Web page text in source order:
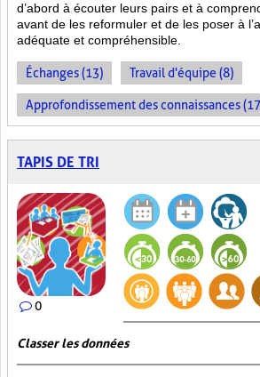
d’abord à écouter leurs pairs et à
avant de les reformuler et de les poser à
adéquate et compréhensible.
Échanges (13) Travail d'équipe (8)
Approfondissement des connaissances
TAPIS DE TRI
0
Classer les données